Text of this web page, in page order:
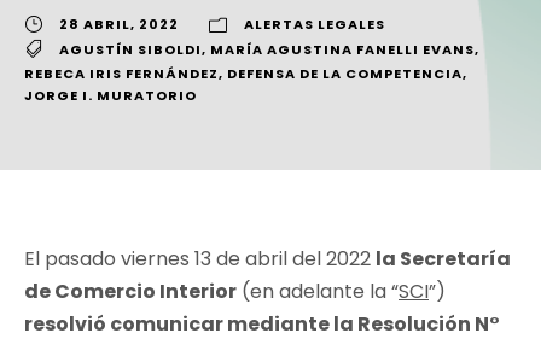
28 ABRIL, 2022
ALERTAS LEGALES
AGUSTÍN SIBOLDI, MARÍA AGUSTINA FANELLI EVANS,
REBECA IRIS FERNÁNDEZ, DEFENSA DE LA COMPETENCIA,
JORGE I. MURATORIO
El pasado viernes 13 de abril del 2022 la Secretaría
de Comercio Interior (en adelante la “SCI”)
resolvió comunicar mediante la Resolución N°